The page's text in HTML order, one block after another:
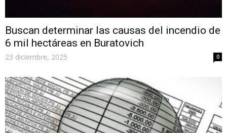
Buscan determinar las causas del incendio de
6 mil hectáreas en Buratovich
23 diciembre, 2025 0